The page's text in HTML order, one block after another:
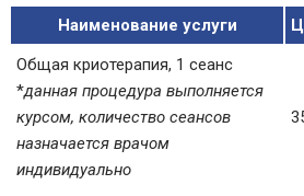
Наименование услуги
Общая криотерапия, 1 сеанс
*данная процедура выполняется
курсом, количество сеансов
назначается врачом
индивидуально